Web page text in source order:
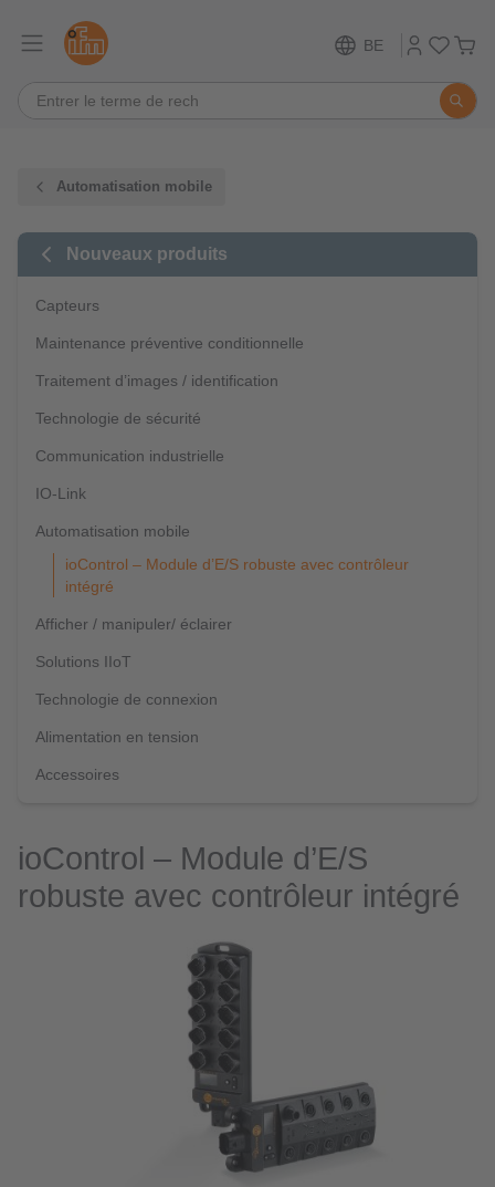
BE
Automatisation mobile
Nouveaux produits
Capteurs
Maintenance préventive conditionnelle
Traitement d’images / identification
Technologie de sécurité
Communication industrielle
IO-Link
Automatisation mobile
ioControl – Module d’E/S robuste avec contrôleur
intégré
Afficher / manipuler/ éclairer
Solutions IIoT
Technologie de connexion
Alimentation en tension
Accessoires
ioControl – Module d’E/S
robuste avec contrôleur intégré